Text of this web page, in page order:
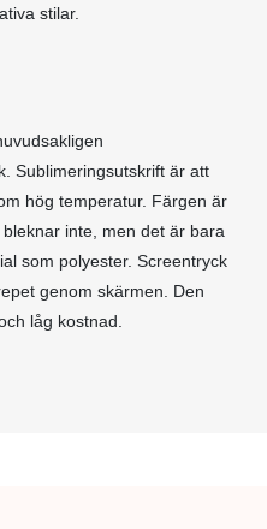
stilar.
Sublimeringsutskrift är att
hög temperatur. Färgen är
inte, men det är bara
som polyester. Screentryck
genom skärmen. Den
låg kostnad.